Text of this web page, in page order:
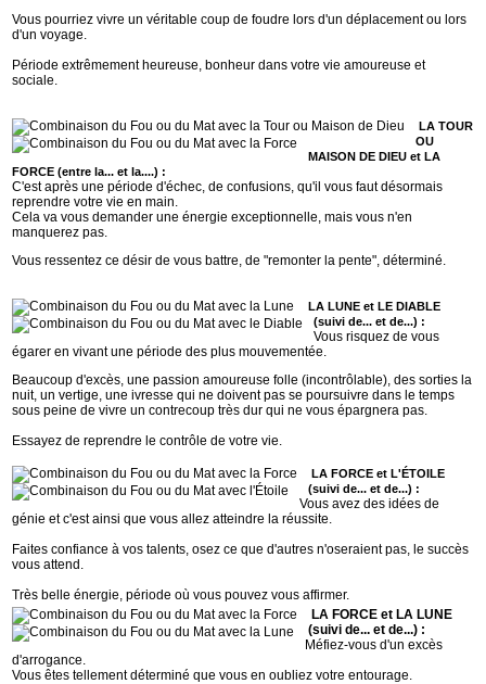
Vous pourriez vivre un véritable coup de foudre lors d'un déplacement ou lors
d'un voyage.
Période extrêmement heureuse, bonheur dans votre vie amoureuse et
sociale.
LA TOUR
OU
MAISON DE DIEU et LA
FORCE (entre la... et la....) :
C'est après une période d'échec, de confusions, qu'il vous faut désormais
reprendre votre vie en main.
Cela va vous demander une énergie exceptionnelle, mais vous n'en
manquerez pas.
Vous ressentez ce désir de vous battre, de "remonter la pente", déterminé.
LA LUNE et LE DIABLE
(suivi de... et de...) :
Vous risquez de vous
égarer en vivant une période des plus mouvementée.
Beaucoup d'excès, une passion amoureuse folle (incontrôlable), des sorties la
nuit, un vertige, une ivresse qui ne doivent pas se poursuivre dans le temps
sous peine de vivre un contrecoup très dur qui ne vous épargnera pas.
Essayez de reprendre le contrôle de votre vie.
LA FORCE et L'ÉTOILE
(suivi de... et de...) :
Vous avez des idées de
génie et c'est ainsi que vous allez atteindre la réussite.
Faites confiance à vos talents, osez ce que d'autres n'oseraient pas, le succès
vous attend.
Très belle énergie, période où vous pouvez vous affirmer.
LA FORCE et LA LUNE
(suivi de... et de...) :
Méfiez-vous d'un excès
d'arrogance.
Vous êtes tellement déterminé que vous en oubliez votre entourage.